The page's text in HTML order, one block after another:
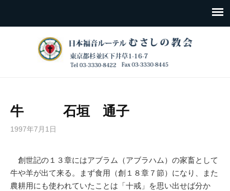
牛 石垣 通子
1997年7月1日
創世記の１３章にはアブラム（アブラハム）の家畜として
牛や羊が出て来る。まず食用（創１８章７節）になり、また
農耕用にも使われていたことは「十戒」を思い出せば分か